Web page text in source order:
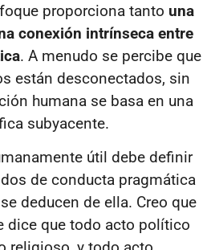
proporciona tanto una
conexión intrínseca entre
. A menudo se percibe que
están desconectados, sin
humana se basa en una
subyacente.
útil debe definir
de conducta pragmática
deducen de ella. Creo que
dice que todo acto político